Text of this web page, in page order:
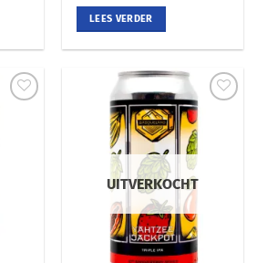
LEES VERDER
UITVERKOCHT